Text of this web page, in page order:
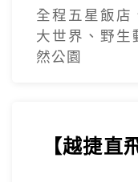
全程五星飯店
大世界、野生
然公園
【越捷